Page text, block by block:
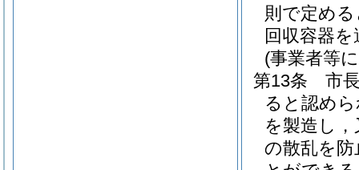
則で定め
回収容器
(事業者等
第13条
市
ると認め
を製造し
の散乱を